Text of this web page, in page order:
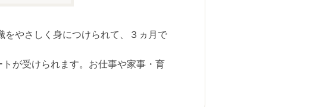
をやさしく身につけられて、３ヵ月で
が受けられます。お仕事や家事・育